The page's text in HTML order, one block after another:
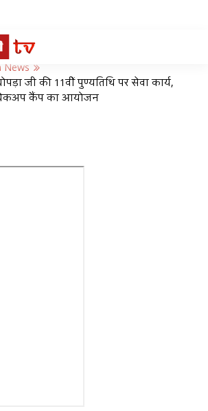
News
जी की 11वीं पुण्यतिथि पर सेवा कार्य,
कैंप का आयोजन